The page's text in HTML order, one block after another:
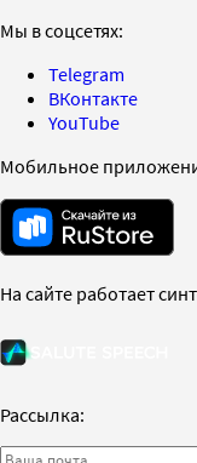
Мы в соцсетях:
Telegram
ВКонтакте
YouTube
Мобильное
На сайте работает
Рассылка: